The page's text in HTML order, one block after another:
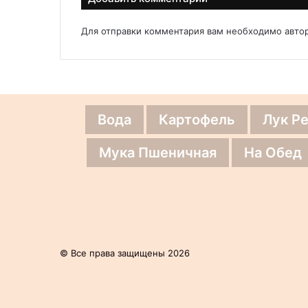
Для отправки комментария вам необходимо
Вода Картофель Лук
Мука Пшеничная
На Обед
© Все права защищены 2026